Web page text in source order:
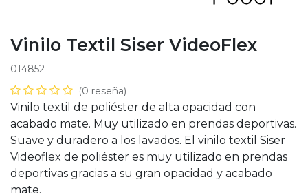
Vinilo Textil Siser VideoFlex
014852
(0 reseña)
Vinilo textil de poliéster de alta opacidad con
acabado mate. Muy utilizado en prendas deportivas.
Suave y duradero a los lavados. El vinilo textil Siser
Videoflex de poliéster es muy utilizado en prendas
deportivas gracias a su gran opacidad y acabado
mate.